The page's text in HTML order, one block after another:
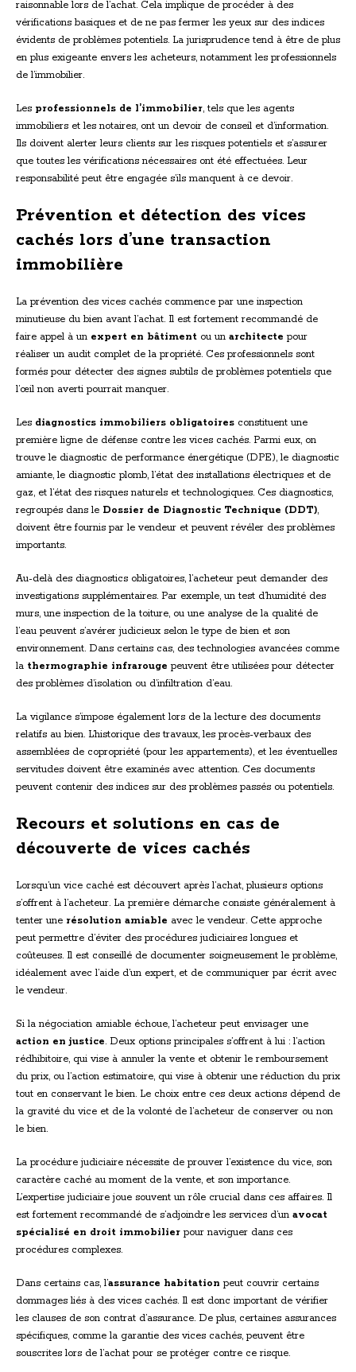
raisonnable lors de l’achat. Cela implique de procéder à des
vérifications basiques et de ne pas fermer les yeux sur des indices
évidents de problèmes potentiels. La jurisprudence tend à être de plus
en plus exigeante envers les acheteurs, notamment les professionnels
de l’immobilier.
Les professionnels de l’immobilier, tels que les agents
immobiliers et les notaires, ont un devoir de conseil et d’information.
Ils doivent alerter leurs clients sur les risques potentiels et s’assurer
que toutes les vérifications nécessaires ont été effectuées. Leur
responsabilité peut être engagée s’ils manquent à ce devoir.
Prévention et détection des vices
cachés lors d’une transaction
immobilière
La prévention des vices cachés commence par une inspection
minutieuse du bien avant l’achat. Il est fortement recommandé de
faire appel à un expert en bâtiment ou un architecte pour
réaliser un audit complet de la propriété. Ces professionnels sont
formés pour détecter des signes subtils de problèmes potentiels que
l’œil non averti pourrait manquer.
Les diagnostics immobiliers obligatoires constituent une
première ligne de défense contre les vices cachés. Parmi eux, on
trouve le diagnostic de performance énergétique (DPE), le diagnostic
amiante, le diagnostic plomb, l’état des installations électriques et de
gaz, et l’état des risques naturels et technologiques. Ces diagnostics,
regroupés dans le Dossier de Diagnostic Technique (DDT),
doivent être fournis par le vendeur et peuvent révéler des problèmes
importants.
Au-delà des diagnostics obligatoires, l’acheteur peut demander des
investigations supplémentaires. Par exemple, un test d’humidité des
murs, une inspection de la toiture, ou une analyse de la qualité de
l’eau peuvent s’avérer judicieux selon le type de bien et son
environnement. Dans certains cas, des technologies avancées comme
la thermographie infrarouge peuvent être utilisées pour détecter
des problèmes d’isolation ou d’infiltration d’eau.
La vigilance s’impose également lors de la lecture des documents
relatifs au bien. L’historique des travaux, les procès-verbaux des
assemblées de copropriété (pour les appartements), et les éventuelles
servitudes doivent être examinés avec attention. Ces documents
peuvent contenir des indices sur des problèmes passés ou potentiels.
Recours et solutions en cas de
découverte de vices cachés
Lorsqu’un vice caché est découvert après l’achat, plusieurs options
s’offrent à l’acheteur. La première démarche consiste généralement à
tenter une résolution amiable avec le vendeur. Cette approche
peut permettre d’éviter des procédures judiciaires longues et
coûteuses. Il est conseillé de documenter soigneusement le problème,
idéalement avec l’aide d’un expert, et de communiquer par écrit avec
le vendeur.
Si la négociation amiable échoue, l’acheteur peut envisager une
action en justice. Deux options principales s’offrent à lui : l’action
rédhibitoire, qui vise à annuler la vente et obtenir le remboursement
du prix, ou l’action estimatoire, qui vise à obtenir une réduction du prix
tout en conservant le bien. Le choix entre ces deux actions dépend de
la gravité du vice et de la volonté de l’acheteur de conserver ou non
le bien.
La procédure judiciaire nécessite de prouver l’existence du vice, son
caractère caché au moment de la vente, et son importance.
L’expertise judiciaire joue souvent un rôle crucial dans ces affaires. Il
est fortement recommandé de s’adjoindre les services d’un avocat
spécialisé en droit immobilier pour naviguer dans ces
procédures complexes.
Dans certains cas, l’assurance habitation peut couvrir certains
dommages liés à des vices cachés. Il est donc important de vérifier
les clauses de son contrat d’assurance. De plus, certaines assurances
spécifiques, comme la garantie des vices cachés, peuvent être
souscrites lors de l’achat pour se protéger contre ce risque.